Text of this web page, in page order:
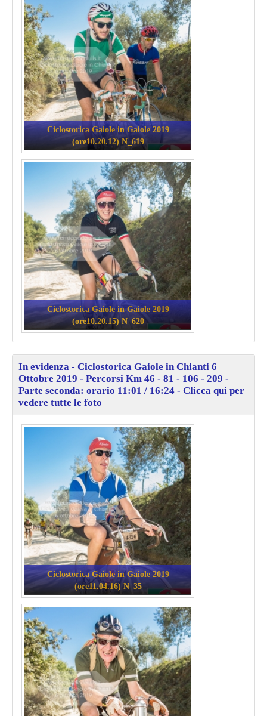
Ciclostorica Gaiole in Gaiole 2019
(ore10.20.12) N_619
Ciclostorica Gaiole in Gaiole 2019
(ore10.20.15) N_620
In evidenza - Ciclostorica Gaiole in Chianti 6
Ottobre 2019 - Percorsi Km 46 - 81 - 106 - 209 -
Parte seconda: orario 11:01 / 16:24 - Clicca qui per
vedere tutte le foto
Ciclostorica Gaiole in Gaiole 2019
(ore11.04.16) N_35